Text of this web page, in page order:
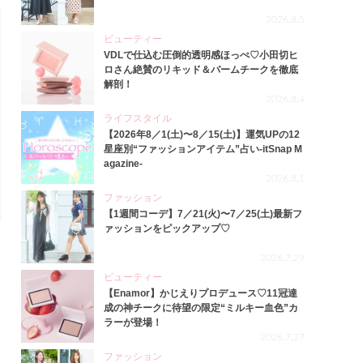
2026.8.5
ビューティー
VDLで仕込む圧倒的透明感ほっぺ♡小田切ヒ
ロさん絶賛のリキッド＆バームチークを徹底
解剖！
2026.8.4
ライフスタイル
【2026年8／1(土)〜8／15(土)】運気UPの12
星座別“ファッションアイテム”占い-itSnap M
agazine-
2026.8.1
ファッション
【1週間コーデ】7／21(火)〜7／25(土)最新フ
ァッションをピックアップ♡
2026.7.29
ビューティー
【Enamor】かじえりプロデュース♡11冠達
成の神チークに待望の限定“ミルキー血色”カ
ラーが登場！
2026.7.27
ファッション